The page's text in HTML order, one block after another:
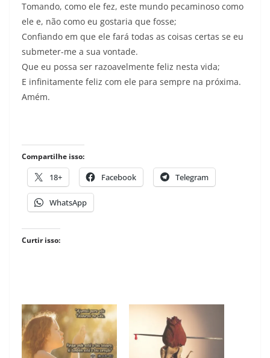
Tomando, como ele fez, este mundo pecaminoso como
ele e, não como eu gostaria que fosse;
Confiando em que ele fará todas as coisas certas se eu
submeter-me a sua vontade.
Que eu possa ser razoavelmente feliz nesta vida;
E infinitamente feliz com ele para sempre na próxima.
Amém.
Compartilhe isso:
18+ Facebook Telegram
WhatsApp
Curtir isso: